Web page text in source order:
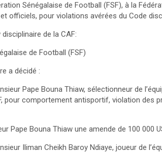
Sénégalaise de Football (FSF), à la
officiels, pour violations avérées du Code
de la CAF:
de Football (FSF)
a décidé :
Pape Bouna Thiaw, sélectionneur de
pour comportement antisportif, violation des
Pape Bouna Thiaw une amende de 100 000
Iliman Cheikh Baroy Ndiaye, joueur de